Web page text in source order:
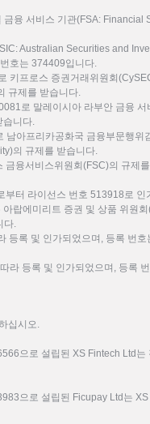
융 서비스 기관(FSA: Financial
Australian Securities and
호는 374409입니다.
키프로스 증권거래위원회
규제를 받습니다.
로 말레이시아 라부안 금융
습니다.
남아프리카공화국 금융부문행위
의 규제를 받습니다.
융서비스위원회(FSC)의 규제
터 라이선스 번호 513918로 인
랍에미리트 증권 및 상품 위원
다.
등록 및 인가되었으며, 등록 번
라 등록 및 인가되었으며, 등록
십시오.
으로 설립된 XS Fintech Ltd는
으로 설립된 Ficupay Ltd는